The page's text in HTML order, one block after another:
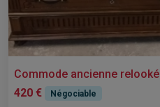
Commode ancienne relooké
420 €
Négociable